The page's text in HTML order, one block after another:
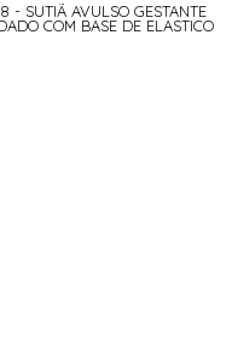
- SUTIÃ AVULSO GESTANTE
COM BASE DE ELASTICO